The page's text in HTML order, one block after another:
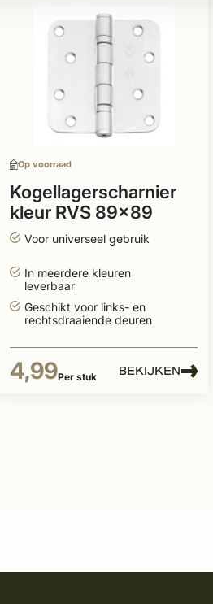
Op voorraad
Kogellagerscharnier
kleur RVS 89x89
afgerond
Voor universeel gebruik
In meerdere kleuren
leverbaar
Geschikt voor links- en
rechtsdraaiende deuren
4,99Per stuk BEKIJKEN